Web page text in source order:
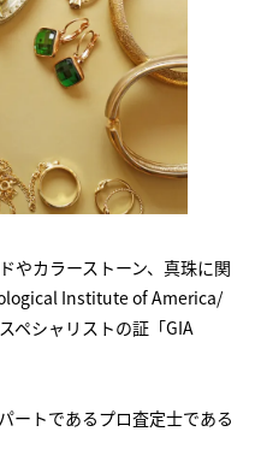
やカラーストーン、真珠に関
Institute of America/
ペシャリストの証「GIA
ートであるプロ査定士である